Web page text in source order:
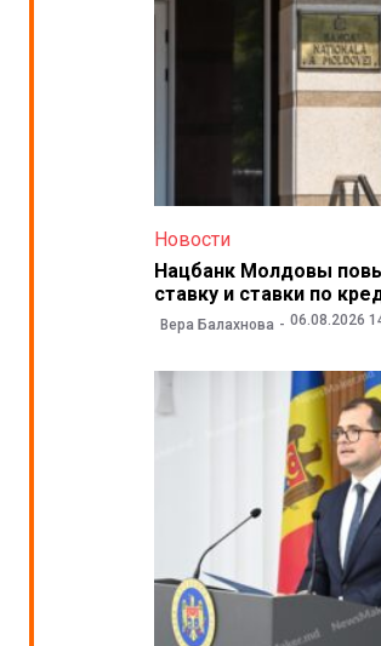
Новости
Нацбанк Молдовы
ставку и ставки по
Вера Балахнова 06.08.2026